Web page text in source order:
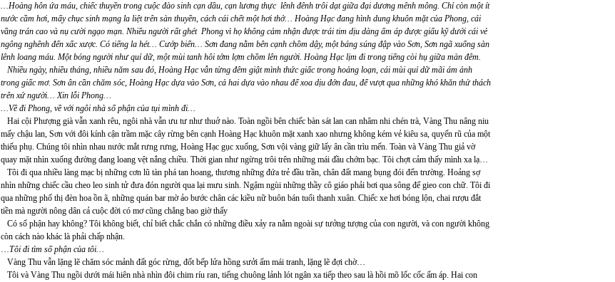
…Hoàng hôn ứa máu, chiếc thuyền trong cuộc đào sinh cạn dầu, cạn lương thực lênh đênh trôi dạt giữa đại dương mênh mông. Chỉ còn một ít
nước cầm hơi, mấy chục sinh mạng la liệt trên sàn thuyền, cách cái chết một hơi thở… Hoàng Hạc đang hình dung khuôn mặt của Phong, cái
vầng trán cao và nụ cười ngạo mạn. Nhiều người rất ghét Phong vì họ không cảm nhận được trái tim dịu dàng ấm áp được giấu kỹ dưới cái vẻ
ngông nghênh đến xấc xược. Có tiếng la hét… Cướp biển… Sơn đang nằm bên cạnh chồm dậy, một báng súng đập vào Sơn, Sơn ngã xuống sàn
lênh loang máu. Một bóng người như quỉ dữ, một mùi tanh hôi tởm lợm chồm lên người. Hoàng Hạc lịm đi trong tiếng còi hụ giữa màn đêm.
Nhiều ngày, nhiều tháng, nhiều năm sau đó, Hoàng Hạc vẫn từng đêm giật mình thức giấc trong hoảng loạn, cái mùi quỉ dữ mãi ám ảnh
trong giấc mơ. Sơn ân cần chăm sóc, Hoàng Hạc dựa vào Sơn, cả hai dựa vào nhau để xoa dịu đớn đau, để vượt qua những khó khăn thử thách
trên xứ người… Xin lỗi Phong…
…Về đi Phong, về với ngôi nhà số phận của tụi mình đi…
Hai cội Phượng già vẫn xanh rêu, ngôi nhà vẫn ưu tư như thuở nào. Toàn ngồi bên chiếc bàn sát lan can nhâm nhi chén trà, Vàng Thu nâng niu
mấy chậu lan, Sơn với đôi kính cận trầm mặc cây rừng bên cạnh Hoàng Hạc khuôn mặt xanh xao nhưng không kém vẻ kiêu sa, quyến rũ của một
thiếu phụ. Chúng tôi nhìn nhau nước mắt rưng rưng, Hoàng Hạc gục xuống, Sơn vội vàng giữ lấy ân cần trìu mến. Toàn và Vàng Thu giả vờ
quay mặt nhìn xuống đường đang loang vệt nắng chiều. Thời gian như ngừng trôi trên những mái đầu chớm bạc. Tôi chợt cảm thấy mình xa lạ…
Tôi đi qua nhiều làng mạc bị những cơn lũ tàn phá tan hoang, thương những đứa trẻ đầu trần, chân đất mang bụng đói đến trường. Hoảng sợ
nhìn những chiếc cầu cheo leo sinh tử đưa đón người qua lại mưu sinh. Ngậm ngùi những thầy cô giáo phải bơi qua sông để gieo con chữ. Tôi đi
qua những phố thị đèn hoa ồn ã, những quán bar mờ ảo bước chân các kiều nữ buôn bán tuổi thanh xuân. Chiếc xe hơi bóng lộn, chai rượu đắt
tiền mà người nông dân cả cuộc đời có mơ cũng chẳng bao giờ thấy
Có số phận hay không? Tôi không biết, chỉ biết chắc chắn có những điều xảy ra nằm ngoài sự tưởng tượng của con người, và con người không
còn cách nào khác là phải chấp nhận.
…Tôi đi tìm số phận của tôi…
Vàng Thu vẫn lặng lẽ chăm sóc mảnh đất góc rừng, đốt bếp lửa hồng sưởi ấm mái tranh, lặng lẽ đợi chờ…
Tôi và Vàng Thu ngồi dưới mái hiên nhà nhìn đôi chim ríu ran, tiếng chuông lảnh lót ngân xa tiếp theo sau là hồi mõ lốc cốc ấm áp. Hai con